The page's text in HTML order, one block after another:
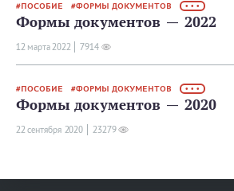
ПОСОБИЕ ФОРМЫ ДОКУМЕНТОВ • • •
Формы документов — 2022
12 мартa 2022 7914
ПОСОБИЕ ФОРМЫ ДОКУМЕНТОВ • • •
Формы документов — 2020
22 сентября 2020 23279